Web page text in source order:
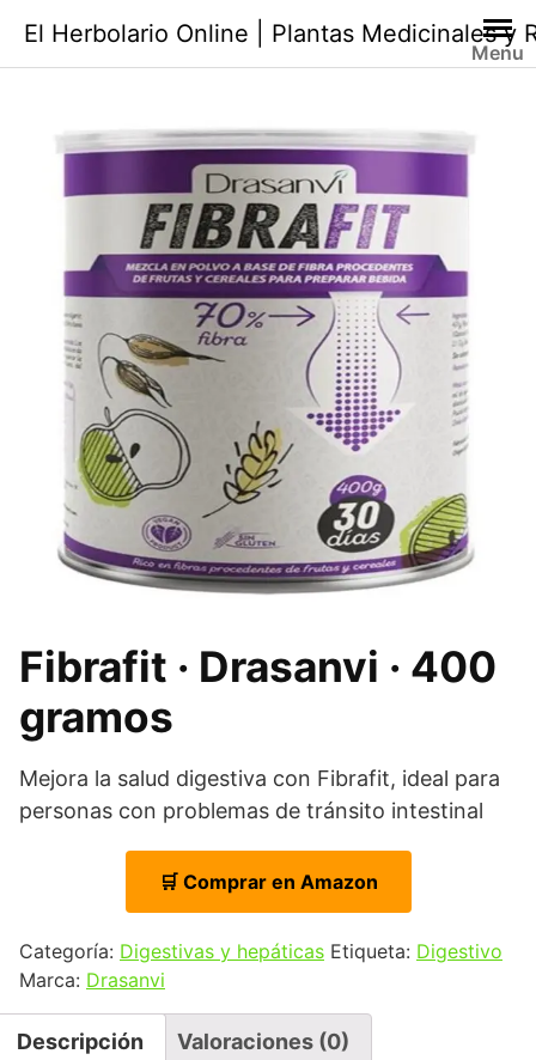
contenido
El Herbolario Online | Plantas Medicinales y
Menu
Fibrafit · Drasanvi · 400
gramos
Mejora la salud digestiva con Fibrafit, ideal para
personas con problemas de tránsito intestinal
🛒 Comprar en Amazon
Categoría: Digestivas y hepáticas Etiqueta: Digestivo
Marca: Drasanvi
Descripción Valoraciones (0)